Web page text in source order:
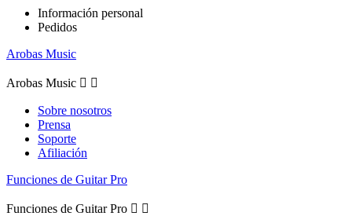
Información personal
Pedidos
Arobas Music
Arobas Music  
Sobre nosotros
Prensa
Soporte
Afiliación
Funciones de Guitar Pro
Funciones de Guitar Pro  